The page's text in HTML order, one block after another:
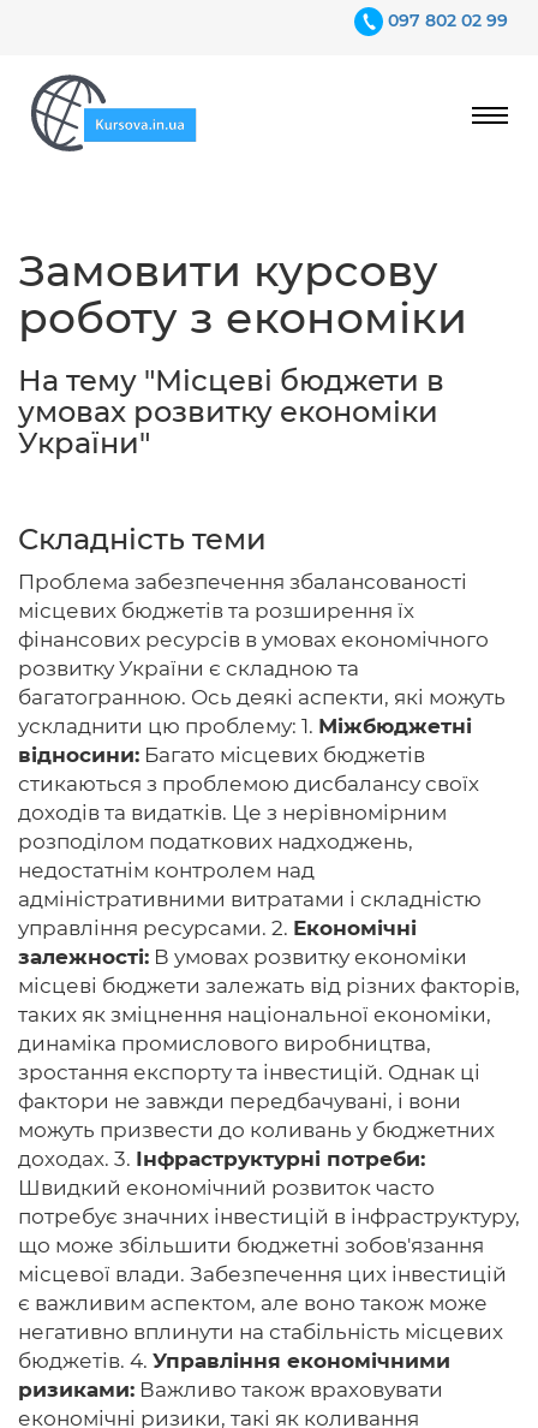
097 802 02 99
Замовити курсову
роботу з економіки
На тему "Місцеві бюджети в
умовах розвитку економіки
України"
Складність теми
Проблема забезпечення збалансованості
місцевих бюджетів та розширення їх
фінансових ресурсів в умовах економічного
розвитку України є складною та
багатогранною. Ось деякі аспекти, які можуть
ускладнити цю проблему: 1. Міжбюджетні
відносини: Багато місцевих бюджетів
стикаються з проблемою дисбалансу своїх
доходів та видатків. Це з нерівномірним
розподілом податкових надходжень,
недостатнім контролем над
адміністративними витратами і складністю
управління ресурсами. 2. Економічні
залежності: В умовах розвитку економіки
місцеві бюджети залежать від різних факторів,
таких як зміцнення національної економіки,
динаміка промислового виробництва,
зростання експорту та інвестицій. Однак ці
фактори не завжди передбачувані, і вони
можуть призвести до коливань у бюджетних
доходах. 3. Інфраструктурні потреби:
Швидкий економічний розвиток часто
потребує значних інвестицій в інфраструктуру,
що може збільшити бюджетні зобов'язання
місцевої влади. Забезпечення цих інвестицій
є важливим аспектом, але воно також може
негативно вплинути на стабільність місцевих
бюджетів. 4. Управління економічними
ризиками: Важливо також враховувати
економічні ризики, такі як коливання
Гарантії
Відгуки
Контакти
097 802 02 99
Головна
Авторам
Умови
Вхiд